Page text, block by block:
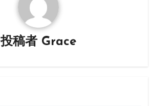
投稿者 Grace